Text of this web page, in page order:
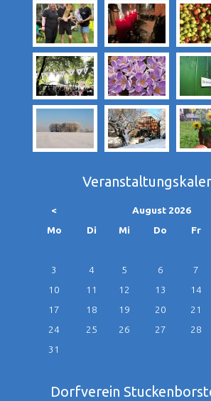
< August 2026
Montag Di enstag
Mi ttwoch
Do nnerstag
Fr
3
4 5 6 7
10
11 12 13 14
17
18 19 20 21
24
25 26 27 28
31
Dorfverein